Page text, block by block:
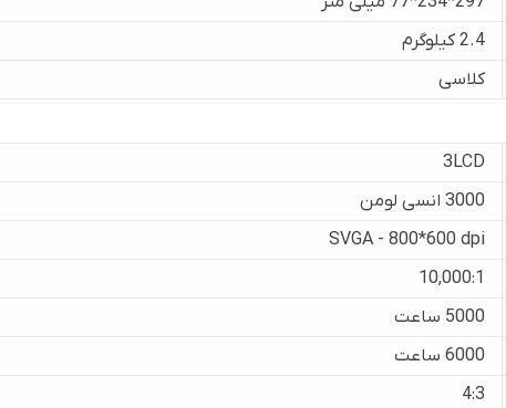
2.4 کیلوگرم
کلاسی
3LCD
3000 انسی لومن
SVGA - 800*600 dpi
10,000:1
5000 ساعت
6000 ساعت
4:3